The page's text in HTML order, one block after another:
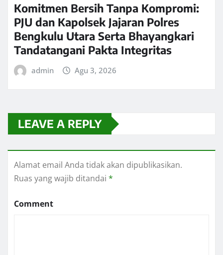
Komitmen Bersih Tanpa Kompromi:
PJU dan Kapolsek Jajaran Polres
Bengkulu Utara Serta Bhayangkari
Tandatangani Pakta Integritas
admin Agu 3, 2026
LEAVE A REPLY
Alamat email Anda tidak akan dipublikasikan.
Ruas yang wajib ditandai *
Comment